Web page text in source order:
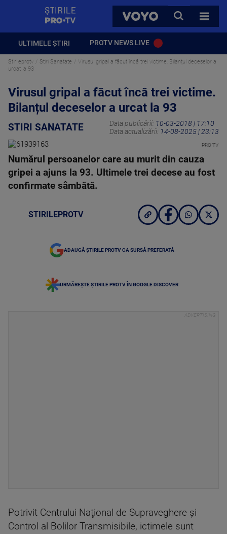
VOYO
CAUTA
TOATE
ULTIMELE ȘTIRI PROTV NEWS LIVE
Stirileprotv Stiri Sanatate
Virusul gripal a făcut încă trei victime. Bilanțul deceselor a
urcat la 93
Virusul gripal a făcut încă trei victime.
Bilanțul deceselor a urcat la 93
STIRI SANATATE Data publicării: 10-03-2018 | 17:10
Data actualizării: 14-08-2025 | 23:13
PRO TV
Numărul persoanelor care au murit din cauza
gripei a ajuns la 93. Ultimele trei decese au fost
confirmate sâmbătă.
STIRILEPROTV
ADAUGĂ ȘTIRILE PROTV CA SURSĂ PREFERATĂ
URMĂREȘTE ȘTIRILE PROTV ÎN GOOGLE DISCOVER
Potrivit Centrului Naţional de Supraveghere şi
Control al Bolilor Transmisibile, ictimele sunt